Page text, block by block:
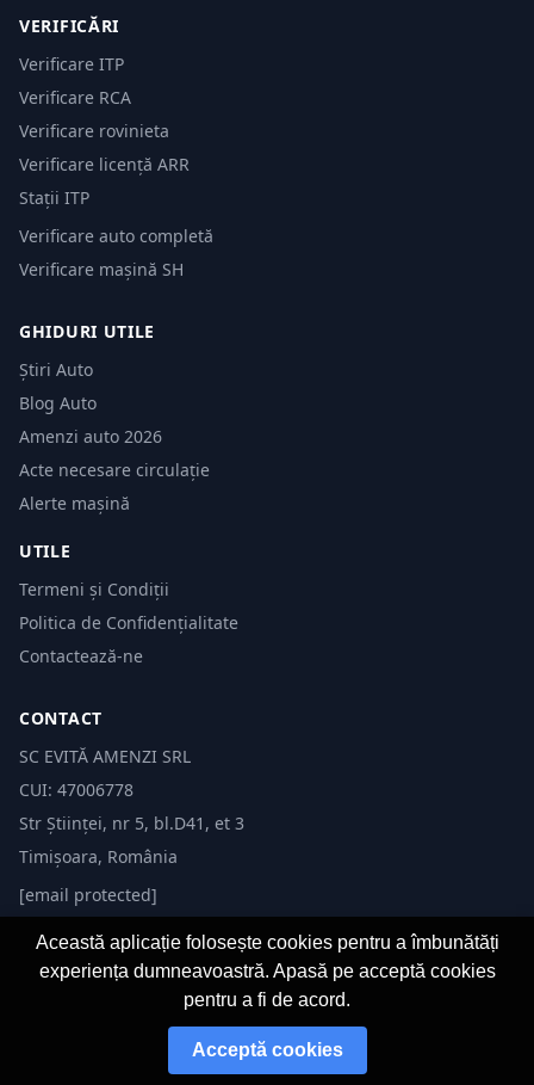
VERIFICĂRI
Verificare ITP
Verificare RCA
Verificare rovinieta
Verificare licență ARR
Stații ITP
Verificare auto completă
Verificare mașină SH
GHIDURI UTILE
Știri Auto
Blog Auto
Amenzi auto 2026
Acte necesare circulație
Alerte mașină
UTILE
Termeni și Condiții
Politica de Confidențialitate
Contactează-ne
CONTACT
SC EVITĂ AMENZI SRL
CUI: 47006778
Str Științei, nr 5, bl.D41, et 3
Timișoara, România
[email protected]
© 2026 Evită Amenzi. Toate drepturile rezervate. Dezvoltat de
Această aplicație folosește cookies pentru a îmbunătăți
experiența dumneavoastră. Apasă pe acceptă cookies
pentru a fi de acord.
Acceptă cookies